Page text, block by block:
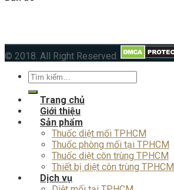
© 2018. All Right Reserved.
Tìm
kiếm:
Trang chủ
Giới thiệu
Sản phẩm
Thuốc diệt mối TPHCM
Thuốc phòng mối tại TPHCM
Thuốc diệt côn trùng TPHCM
Thiết bị diệt côn trùng TPHCM
Dịch vụ